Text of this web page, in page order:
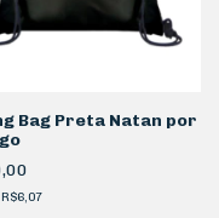
Bag Preta Natan por
R$6,07